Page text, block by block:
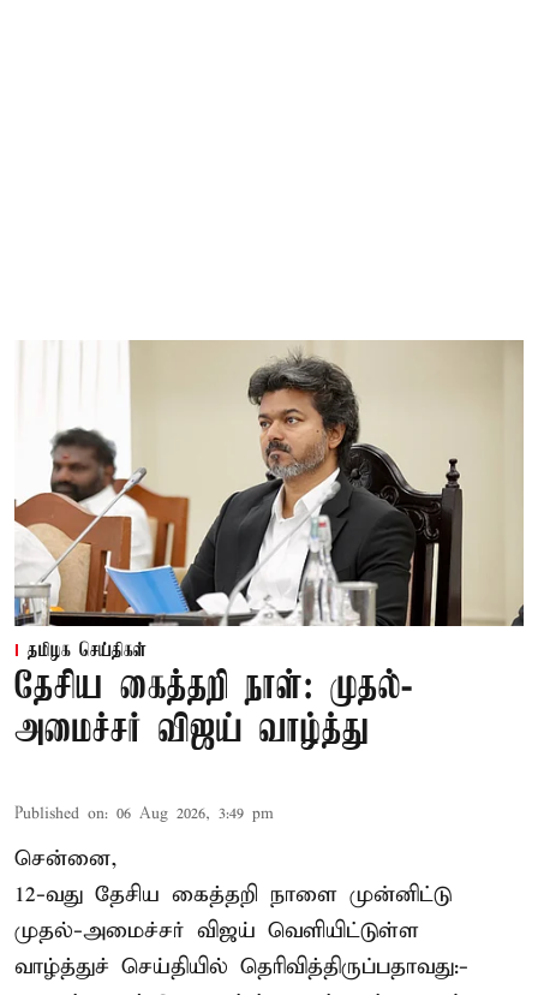
தமிழக செய்திகள்
தேசிய கைத்தறி நாள்: முதல்-
அமைச்சர் விஜய் வாழ்த்து
Published on: 06 Aug 2026, 3:49 pm
சென்னை,
12-வது தேசிய கைத்தறி நாளை முன்னிட்டு
முதல்-அமைச்சர் விஜய் வெளியிட்டுள்ள
வாழ்த்துச் செய்தியில் தெரிவித்திருப்பதாவது:-